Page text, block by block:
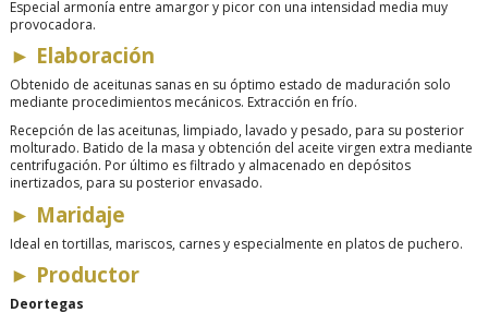
Especial armonía entre amargor y picor con una intensidad media muy
provocadora.
► Elaboración
Obtenido de aceitunas sanas en su óptimo estado de maduración solo
mediante procedimientos mecánicos. Extracción en frío.
Recepción de las aceitunas, limpiado, lavado y pesado, para su posterior
molturado. Batido de la masa y obtención del aceite virgen extra mediante
centrifugación. Por último es filtrado y almacenado en depósitos
inertizados, para su posterior envasado.
► Maridaje
Ideal en tortillas, mariscos, carnes y especialmente en platos de puchero.
► Productor
Deortegas